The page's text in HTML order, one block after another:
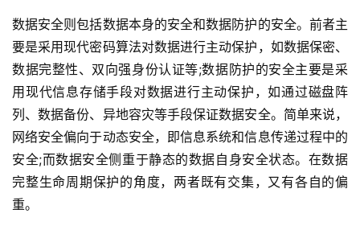
数据安全则包括数据本身的安全和数据防护的安全。前者主
要是采用现代密码算法对数据进行主动保护，如数据保密、
数据完整性、双向强身份认证等;数据防护的安全主要是采
用现代信息存储手段对数据进行主动保护，如通过磁盘阵
列、数据备份、异地容灾等手段保证数据安全。简单来说，
网络安全偏向于动态安全，即信息系统和信息传递过程中的
安全;而数据安全侧重于静态的数据自身安全状态。在数据
完整生命周期保护的角度，两者既有交集，又有各自的偏
重。